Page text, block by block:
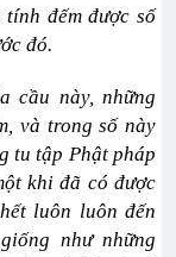
đếm được số
đó.
cầu này, những
và trong số này
tu tập Phật pháp
khi đã có được
luôn luôn đến
như những